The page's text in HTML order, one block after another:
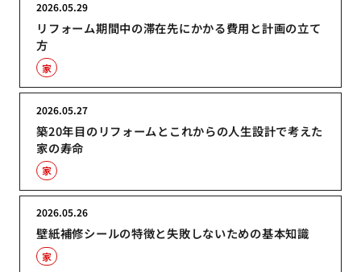
リフォーム期間中の滞在先にかかる費用と計画の立て
方
2026.05.29
家
築20年目のリフォームとこれからの人生設計で考えた
家の寿命
2026.05.27
家
壁紙補修シールの特徴と失敗しないための基本知識
2026.05.26
家